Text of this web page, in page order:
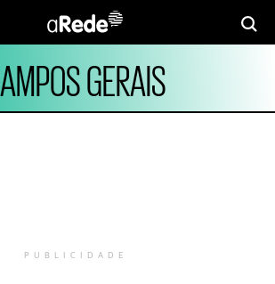
GERAIS
PUBLICIDADE